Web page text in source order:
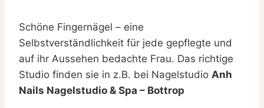
Schöne Fingernägel – eine
Selbstverständlichkeit für jede gepflegte und
auf ihr Aussehen bedachte Frau. Das richtige
Studio finden sie in z.B. bei Nagelstudio Anh
Nails Nagelstudio & Spa – Bottrop